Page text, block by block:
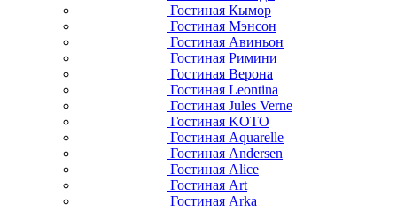
Гостиная Кымор
Гостиная Мэнсон
Гостиная Авиньон
Гостиная Римини
Гостиная Верона
Гостиная Leontina
Гостиная Jules Verne
Гостиная KOTO
Гостиная Aquarelle
Гостиная Andersen
Гостиная Alice
Гостиная Art
Гостиная Arka